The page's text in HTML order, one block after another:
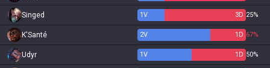
Singed 1V 3D 25%
K'Santé 2V 1 D 67%
Udyr 1V 1 D 50%